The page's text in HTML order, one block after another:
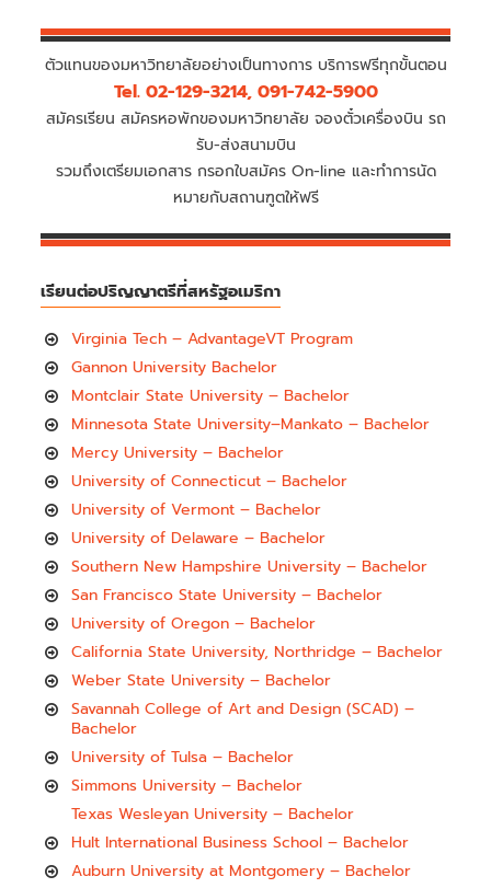
ตัวแทนของมหาวิทยาลัยอย่างเป็นทางการ บริการฟรีทุกขั้นตอน
Tel. 02-129-3214, 091-742-5900
สมัครเรียน สมัครหอพักของมหาวิทยาลัย จองตั๋วเครื่องบิน รถ
รับ-ส่งสนามบิน
รวมถึงเตรียมเอกสาร กรอกใบสมัคร On-line และทำการนัด
หมายกับสถานฑูตให้ฟรี
เรียนต่อปริญญาตรีที่สหรัฐอเมริกา
Virginia Tech – AdvantageVT Program
Gannon University Bachelor
Montclair State University – Bachelor
Minnesota State University–Mankato – Bachelor
Mercy University – Bachelor
University of Connecticut – Bachelor
University of Vermont – Bachelor
University of Delaware – Bachelor
Southern New Hampshire University – Bachelor
San Francisco State University – Bachelor
University of Oregon – Bachelor
California State University, Northridge – Bachelor
Weber State University – Bachelor
Savannah College of Art and Design (SCAD) –
Bachelor
University of Tulsa – Bachelor
Simmons University – Bachelor
Texas Wesleyan University – Bachelor
Hult International Business School – Bachelor
Auburn University at Montgomery – Bachelor